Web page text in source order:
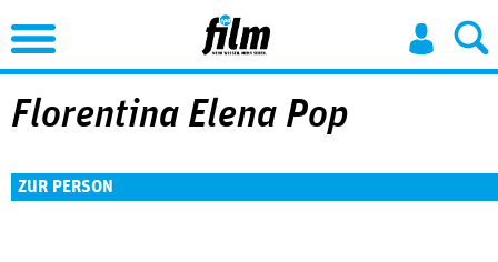
Jump to Navigation
Florentina Elena Pop
ZUR PERSON